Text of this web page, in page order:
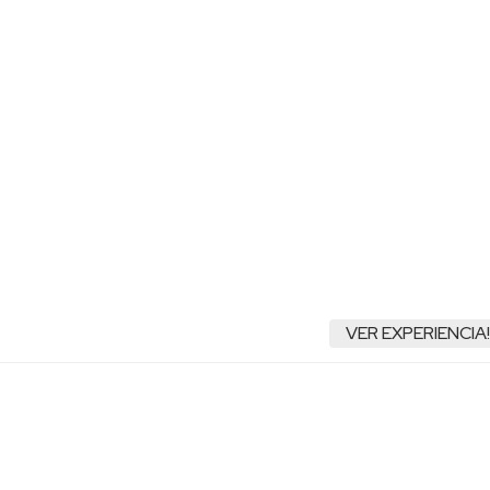
VER EXPERIENCIA!